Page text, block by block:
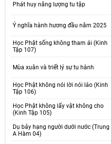
Phát huy năng lượng tu tập
Ý nghĩa hành hương đầu năm 2025
Học Phật sống không tham ái (Kinh
Tập 107)
Mùa xuân và triết lý sự tu hành
Học Phật không nói lời nói láo (Kinh
Tập 106)
Học Phật không lấy vật không cho
(Kinh Tập 105)
Dụ bảy hạng người dưới nước (Trung
A Hàm 04)